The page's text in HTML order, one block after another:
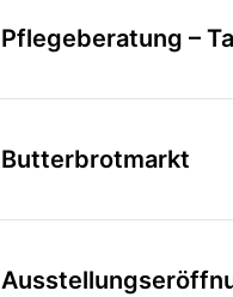
Pflegeberatung –
Butterbrotmarkt